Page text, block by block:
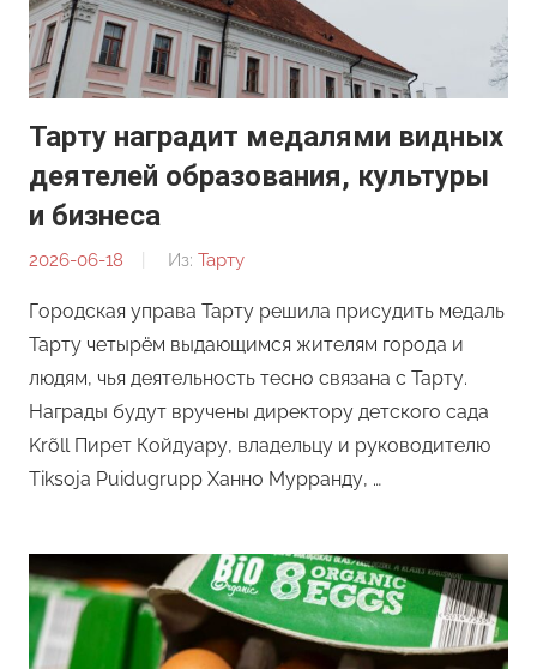
Тарту наградит медалями видных
деятелей образования, культуры
и бизнеса
2026-06-18
От:
Из: Тарту
Городская управа Тарту решила присудить медаль
Тарту четырём выдающимся жителям города и
людям, чья деятельность тесно связана с Тарту.
Награды будут вручены директору детского сада
Krõll Пирет Койдуару, владельцу и руководителю
Tiksoja Puidugrupp Ханно Мурранду, …